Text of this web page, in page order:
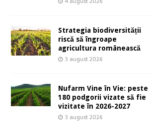
Strategia biodiversității
riscă să îngroape
agricultura românească
3 august 2026
Nufarm Vine în Vie: peste
180 podgorii vizate să fie
vizitate în 2026-2027
3 august 2026